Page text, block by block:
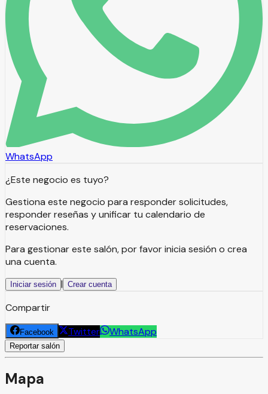
WhatsApp
¿Este negocio es tuyo?
Gestiona este negocio para responder solicitudes,
responder reseñas y unificar tu calendario de
reservaciones.
Para gestionar este salón, por favor inicia sesión o crea
una cuenta.
Iniciar sesión | Crear cuenta
Compartir
Facebook Twitter WhatsApp
Reportar salón
Mapa